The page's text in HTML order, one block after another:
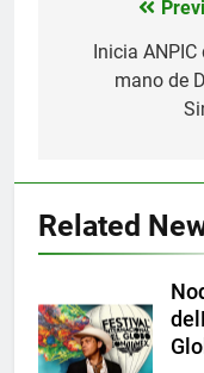
Inicia ANPIC
mano de
Related